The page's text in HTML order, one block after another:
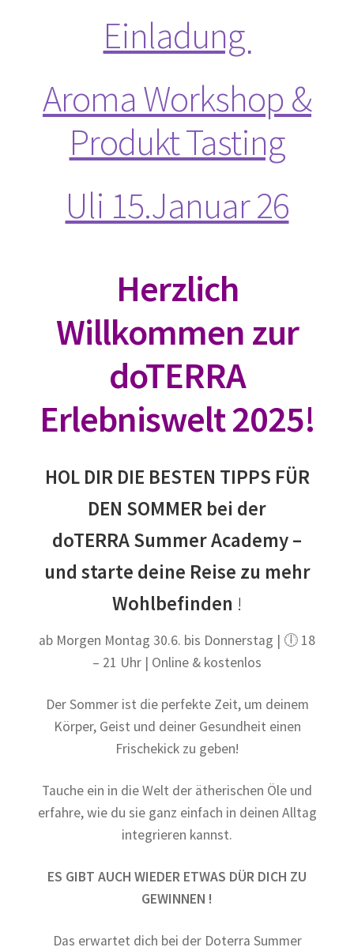
Doterra Infos und News ( ist gerade in Bearbeitung )
Aroma Workshop & Produkt Tasting
doTERRA Online Bestellen
Impressum
Kontakt
Massage
Mein Konto
Probe DUFT Set ätherischer Öle
Über mich
Warenkorb
Einladung
Aroma Workshop &
Produkt Tasting
Uli 15.Januar 26
Herzlich
Willkommen zur
doTERRA
Erlebniswelt 2025!
HOL DIR DIE BESTEN TIPPS FÜR
DEN SOMMER bei der
doTERRA Summer Academy –
und starte deine Reise zu mehr
Wohlbefinden !
ab Morgen Montag 30.6. bis Donnerstag | 🕕 18
– 21 Uhr | Online & kostenlos
Der Sommer ist die perfekte Zeit, um deinem
Körper, Geist und deiner Gesundheit einen
Frischekick zu geben!
Tauche ein in die Welt der ätherischen Öle und
erfahre, wie du sie ganz einfach in deinen Alltag
integrieren kannst.
ES GIBT AUCH WIEDER ETWAS DÜR DICH ZU
GEWINNEN !
Das erwartet dich bei der Doterra Summer